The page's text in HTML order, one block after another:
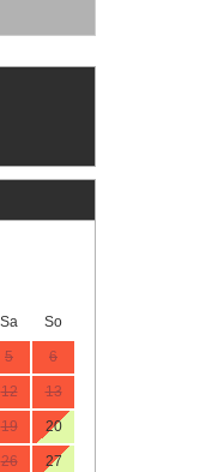
Sa So
5 6
12 13
19 20
26 27